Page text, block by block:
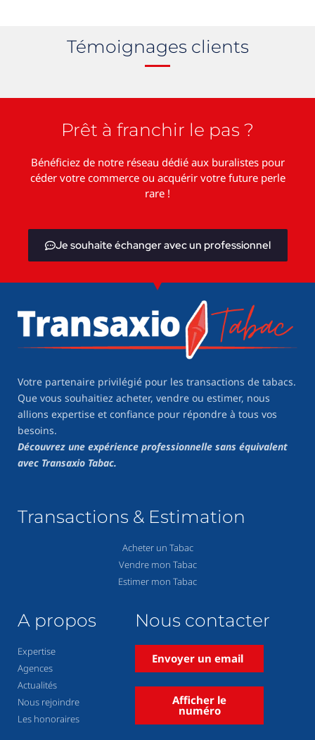
Témoignages clients
Prêt à franchir le pas ?
Bénéficiez de notre réseau dédié aux buralistes pour
céder votre commerce ou acquérir votre future perle
rare !
Je souhaite échanger avec un professionnel
Votre partenaire privilégié pour les transactions de tabacs.
Que vous souhaitiez acheter, vendre ou estimer, nous
allions expertise et confiance pour répondre à tous vos
besoins.
Découvrez une expérience professionnelle sans équivalent
avec Transaxio Tabac.
Transactions & Estimation
Acheter un Tabac
Vendre mon Tabac
Estimer mon Tabac
A propos
Expertise
Agences
Actualités
Nous rejoindre
Les honoraires
Nous contacter
Envoyer un email
Afficher le
numéro